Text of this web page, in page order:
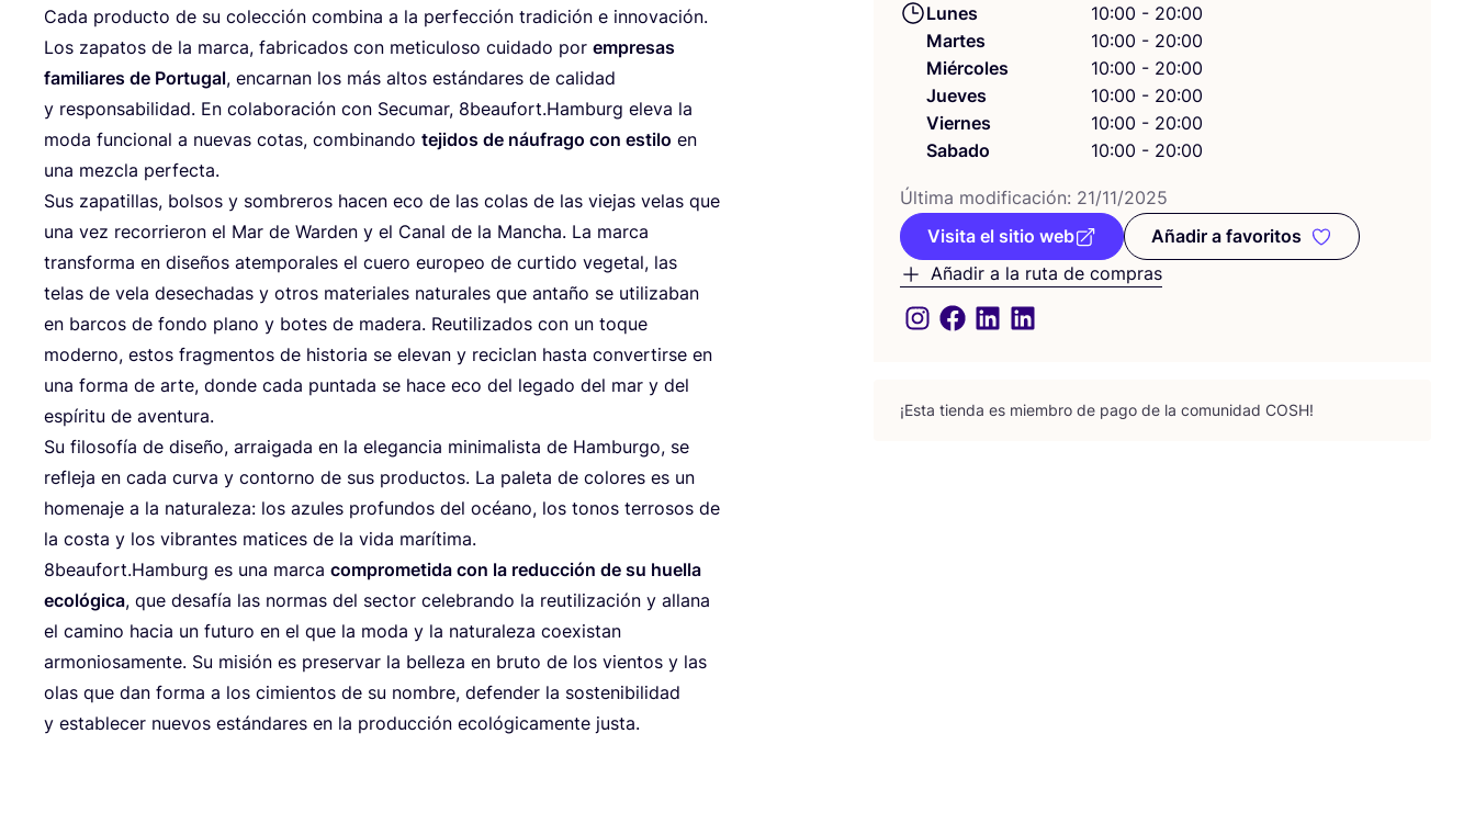
Cada pro­duc­to de su colec­ción com­bi­na a la per­fec­ción tra­di­ción e inno­va­ción.
Los zapa­tos de la mar­ca, fabri­ca­dos con meticu­loso cui­da­do por empre­sas
fami­lia­res de Por­tu­gal, encar­nan los más altos están­da­res de cali­dad
y res­pon­sa­bi­li­dad. En cola­bo­ra­ción con Secu­mar, 8beaufort.Hamburg ele­va la
moda fun­cio­nal a nue­vas cotas, com­bi­nan­do teji­dos de náu­fra­go con esti­lo en
una mez­cla perfecta.
Sus zapa­ti­llas, bol­sos y som­bre­ros hacen eco de las colas de las vie­jas velas que
una vez reco­rrie­ron el Mar de War­den y el Canal de la Man­cha. La mar­ca
trans­for­ma en dise­ños atem­po­ra­les el cue­ro euro­peo de cur­ti­do vege­tal, las
telas de vela dese­cha­das y otros mate­ria­les natu­ra­les que anta­ño se uti­li­za­ban
en bar­cos de fon­do plano y botes de made­ra. Reuti­li­za­dos con un toque
moderno, estos frag­men­tos de his­to­ria se ele­van y reci­clan has­ta con­ver­tir­se en
una for­ma de arte, don­de cada pun­ta­da se hace eco del lega­do del mar y del
espí­ri­tu de aventura.
Su filo­so­fía de dise­ño, arrai­ga­da en la ele­gan­cia mini­ma­lis­ta de Ham­bur­go, se
refle­ja en cada cur­va y con­torno de sus pro­duc­tos. La pale­ta de colo­res es un
home­na­je a la natu­ra­le­za: los azu­les pro­fun­dos del océano, los tonos terro­sos de
la cos­ta y los vibran­tes mati­ces de la vida marítima.
8beaufort.Hamburg es una mar­ca com­pro­me­ti­da con la reduc­ción de su hue­lla
eco­ló­gi­ca, que desa­fía las nor­mas del sec­tor cele­bran­do la reuti­li­za­ción y alla­na
el camino hacia un futu­ro en el que la moda y la natu­ra­le­za coexis­tan
armo­nio­sa­men­te. Su misión es pre­ser­var la belle­za en bru­to de los vien­tos y las
olas que dan for­ma a los cimien­tos de su nom­bre, defen­der la sos­te­ni­bi­li­dad
y esta­ble­cer nue­vos están­da­res en la pro­duc­ción eco­ló­gi­ca­men­te justa.
Lunes
10:00 - 20:00
Martes
10:00 - 20:00
Miércoles
10:00 - 20:00
Jueves
10:00 - 20:00
Viernes
10:00 - 20:00
Sabado
10:00 - 20:00
Últi­ma modi­fi­ca­ción: 21/11/2025
Visita el sitio web
Añadir a favoritos
Añadir a favoritos
Añadir a la ruta de compras
¡Esta tien­da es miem­bro de pago de la comu­ni­dad COSH!